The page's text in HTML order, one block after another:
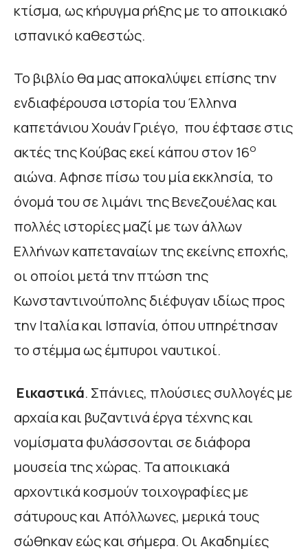
κτίσμα, ως κήρυγμα ρήξης με το αποικιακό
ισπανικό καθεστώς.
Το βιβλίο θα μας αποκαλύψει επίσης την
ενδιαφέρουσα ιστορία του Έλληνα
καπετάνιου Χουάν Γριέγο, που έφτασε στις
ακτές της Κούβας εκεί κάπου στον 16ο
αιώνα. Αφησε πίσω του μία εκκλησία, το
όνομά του σε λιμάνι της Βενεζουέλας και
πολλές ιστορίες μαζί με των άλλων
Ελλήνων καπεταναίων της εκείνης εποχής,
οι οποίοι μετά την πτώση της
Κωνσταντινούπολης διέφυγαν ιδίως προς
την Ιταλία και Ισπανία, όπου υπηρέτησαν
το στέμμα ως έμπυροι ναυτικοί.
Εικαστικά. Σπάνιες, πλούσιες συλλογές με
αρχαία και βυζαντινά έργα τέχνης και
νομίσματα φυλάσσονται σε διάφορα
μουσεία της χώρας. Τα αποικιακά
αρχοντικά κοσμούν τοιχογραφίες με
σάτυρους και Απόλλωνες, μερικά τους
σώθηκαν εώς και σήμερα. Οι Ακαδημίες